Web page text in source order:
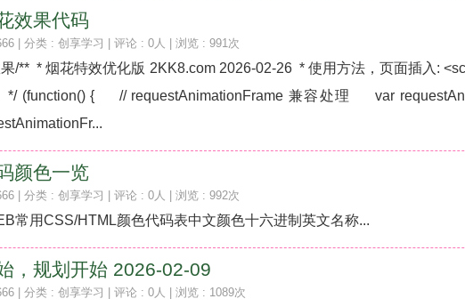
效果代码
| 分类 : 创享学习 | 评论 : 0人 | 浏览 : 991次
/** * 烟花特效优化版 2KK8.com 2026-02-26 * 使用方法，页面插入:
*/ (function() { // requestAnimationFrame 兼容处理 var
颜色一览
| 分类 : 创享学习 | 评论 : 0人 | 浏览 : 992次
常用CSS/HTML颜色代码表中文颜色十六进制英文名称...
，规划开始 2026-02-09
| 分类 : 创享学习 | 评论 : 0人 | 浏览 : 1089次